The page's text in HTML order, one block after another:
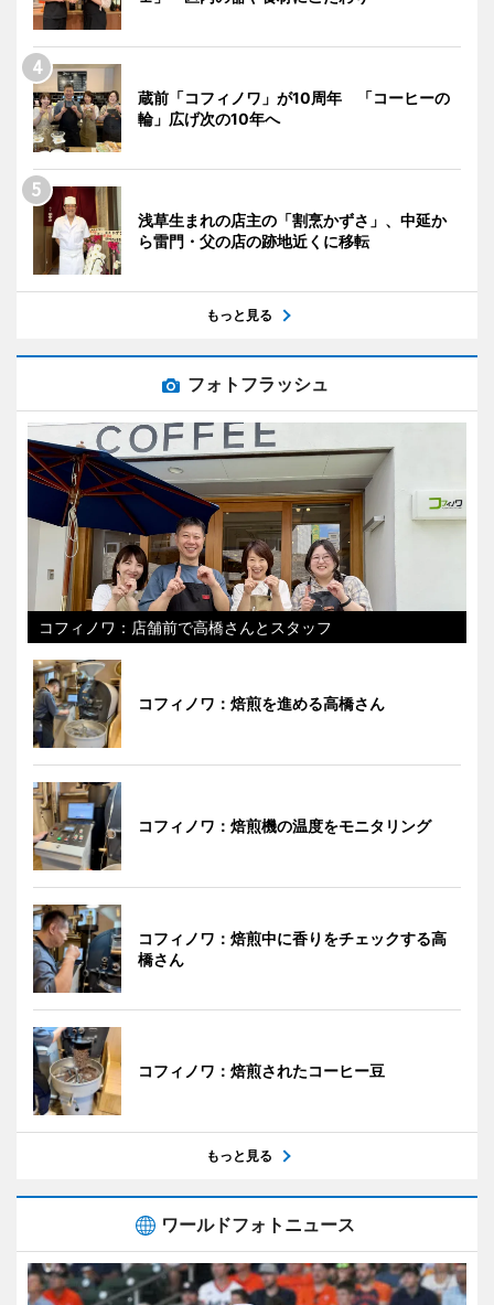
蔵前「コフィノワ」が10周年 「コーヒーの
輪」広げ次の10年へ
浅草生まれの店主の「割烹かずさ」、中延か
ら雷門・父の店の跡地近くに移転
もっと見る
フォトフラッシュ
コフィノワ：店舗前で高橋さんとスタッフ
コフィノワ：焙煎を進める高橋さん
コフィノワ：焙煎機の温度をモニタリング
コフィノワ：焙煎中に香りをチェックする高
橋さん
コフィノワ：焙煎されたコーヒー豆
もっと見る
ワールドフォトニュース